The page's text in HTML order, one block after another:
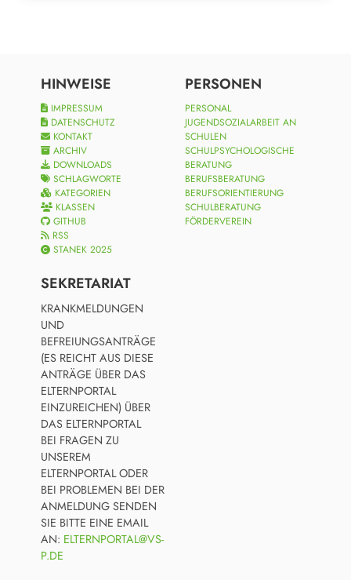
HINWEISE
IMPRESSUM
DATENSCHUTZ
KONTAKT
ARCHIV
DOWNLOADS
SCHLAGWORTE
KATEGORIEN
KLASSEN
GITHUB
RSS
STANEK 2025
SEKRETARIAT
KRANKMELDUNGEN
UND
BEFREIUNGSANTRÄGE
(ES REICHT AUS DIESE
ANTRÄGE ÜBER DAS
ELTERNPORTAL
EINZUREICHEN) ÜBER
DAS ELTERNPORTAL
BEI FRAGEN ZU
UNSEREM
ELTERNPORTAL ODER
BEI PROBLEMEN BEI DER
ANMELDUNG SENDEN
SIE BITTE EINE EMAIL
AN: ELTERNPORTAL@VS-
P.DE
PERSONEN
PERSONAL
JUGENDSOZIALARBEIT AN
SCHULEN
SCHULPSYCHOLOGISCHE
BERATUNG
BERUFSBERATUNG
BERUFSORIENTIERUNG
SCHULBERATUNG
FÖRDERVEREIN